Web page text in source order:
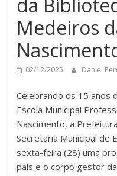
da
Medeiros
02/12/2025 Daniel
Celebrando os 15 anos
Escola Municipal
Nascimento, a
Secretaria Municipal de
sexta-feira (28) uma
pais e o corpo gestor